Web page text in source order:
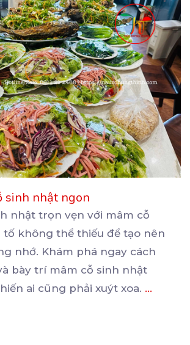
sinh nhật ngon
nhật trọn vẹn với mâm cỗ
tố không thể thiếu để tạo nên
nhớ. Khám phá ngay cách
bày trí mâm cỗ sinh nhật
ai cũng phải xuýt xoa. ...